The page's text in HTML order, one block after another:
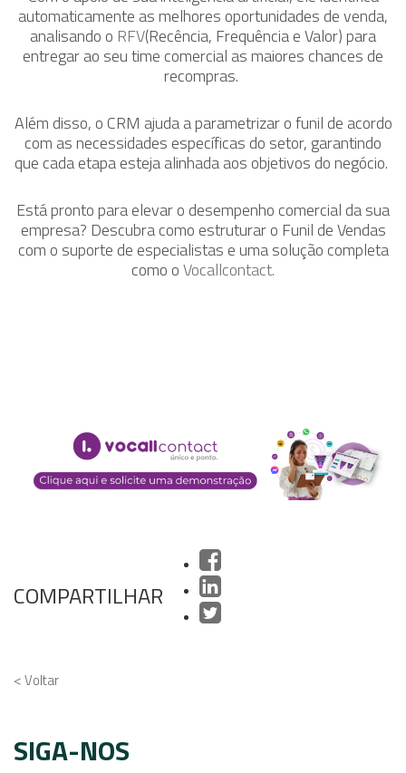
automaticamente as melhores oportunidades de venda,
analisando o RFV(Recência, Frequência e Valor) para
entregar ao seu time comercial as maiores chances de
recompras.
Além disso, o CRM ajuda a parametrizar o funil de acordo
com as necessidades específicas do setor, garantindo
que cada etapa esteja alinhada aos objetivos do negócio.
Está pronto para elevar o desempenho comercial da sua
empresa? Descubra como estruturar o Funil de Vendas
com o suporte de especialistas e uma solução completa
como oVocallcontact.
COMPARTILHAR
< Voltar
SIGA-NOS